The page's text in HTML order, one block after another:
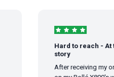
Hard to reach - At
story
After receiving my